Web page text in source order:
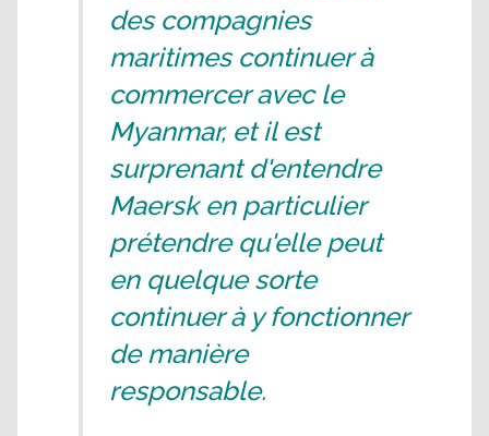
des compagnies
maritimes continuer à
commercer avec le
Myanmar, et il est
surprenant d'entendre
Maersk en particulier
prétendre qu'elle peut
en quelque sorte
continuer à y fonctionner
de manière
responsable.